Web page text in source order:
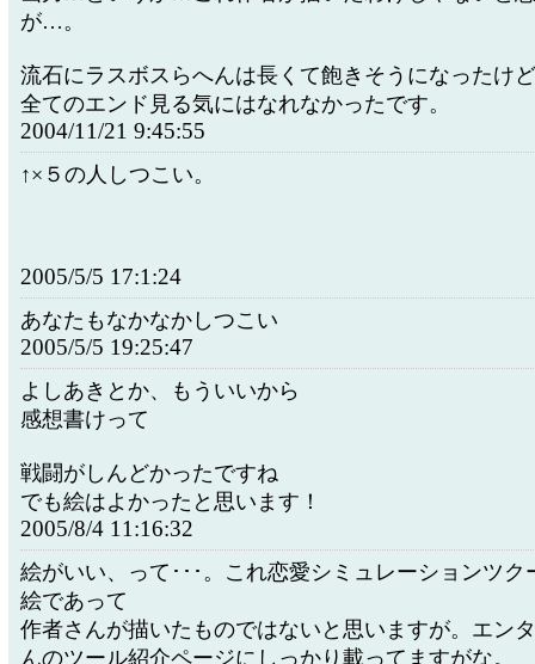
が…。
流石にラスボスらへんは長くて飽きそうになったけ
全てのエンド見る気にはなれなかったです。
2004/11/21 9:45:55
↑×５の人しつこい。
2005/5/5 17:1:24
あなたもなかなかしつこい
2005/5/5 19:25:47
よしあきとか、もういいから
感想書けって
戦闘がしんどかったですね
でも絵はよかったと思います！
2005/8/4 11:16:32
絵がいい、って･･･。これ恋愛シミュレーションツク
絵であって
作者さんが描いたものではないと思いますが。エン
んのツール紹介ページにしっかり載ってますがな。